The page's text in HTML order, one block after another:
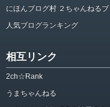
にほんブログ村 ２ちゃんねる
人気ブログランキング
相互リンク
2ch☆Rank
うまちゃんねる